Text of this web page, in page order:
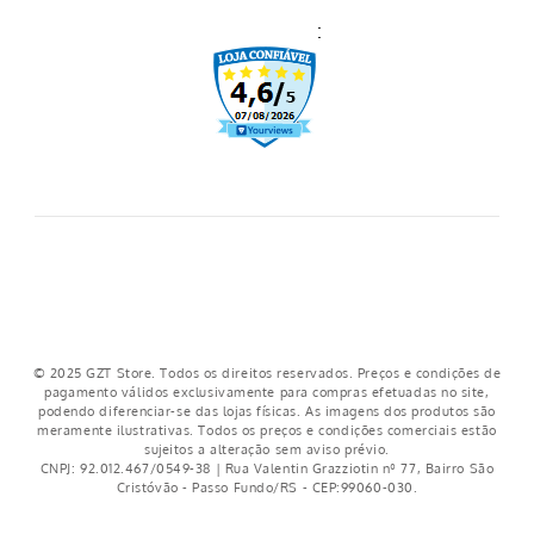
:
© 2025 GZT Store. Todos os direitos reservados. Preços e condições de
pagamento válidos exclusivamente para compras efetuadas no site,
podendo diferenciar-se das lojas físicas. As imagens dos produtos são
meramente ilustrativas. Todos os preços e condições comerciais estão
sujeitos a alteração sem aviso prévio.
CNPJ: 92.012.467/0549-38 | Rua Valentin Grazziotin nº 77, Bairro São
Cristóvão - Passo Fundo/RS - CEP:99060-030.